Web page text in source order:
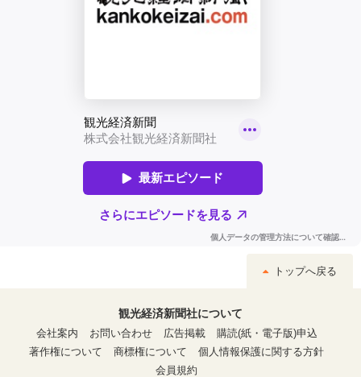
トップへ戻る
観光経済新聞社について
会社案内
お問い合わせ 広告掲載
購読(紙・電子版)申込
著作権について
商標権について
個人情報保護に関する方針
会員規約